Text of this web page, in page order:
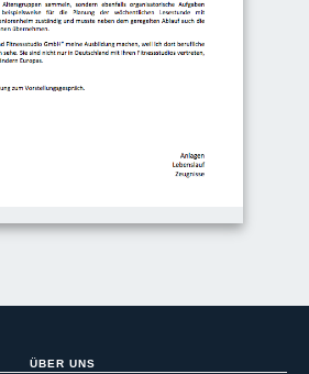
ÜBER UNS